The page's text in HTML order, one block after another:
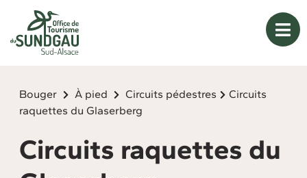
Bouger À pied Circuits pédestres
Circuits
raquettes du Glaserberg
Circuits raquettes du
Panneau de gestion des cookies